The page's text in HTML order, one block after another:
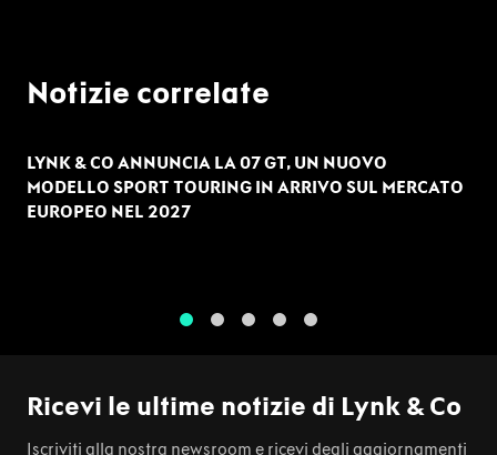
Notizie correlate
LYNK & CO ANNUNCIA LA 07 GT, UN NUOVO
MODELLO SPORT TOURING IN ARRIVO SUL MERCATO
EUROPEO NEL 2027
Ricevi le ultime notizie di Lynk & Co
Iscriviti alla nostra newsroom e ricevi degli aggiornamenti